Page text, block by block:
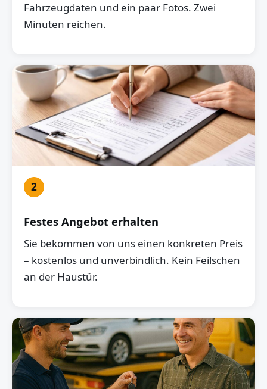
Fahrzeugdaten und ein paar Fotos. Zwei
Minuten reichen.
2
Festes Angebot erhalten
Sie bekommen von uns einen konkreten Preis
– kostenlos und unverbindlich. Kein Feilschen
an der Haustür.